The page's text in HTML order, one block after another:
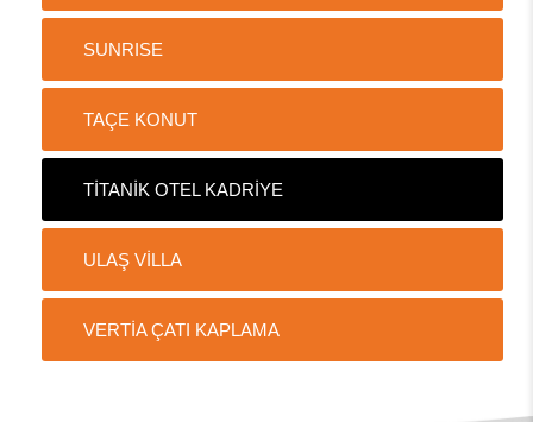
SUNRISE
TAÇE KONUT
TİTANİK OTEL KADRİYE
ULAŞ VİLLA
VERTİA ÇATI KAPLAMA